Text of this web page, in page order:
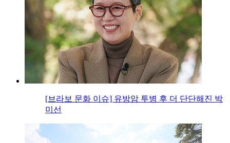
[브라보 문화 이슈] 유방암 투병 후 더 단단해진 박
미선